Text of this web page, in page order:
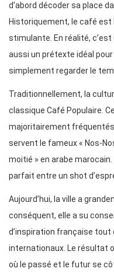
d’abord décoder sa place
Historiquement, le café est
stimulante. En réalité,
aussi un prétexte idéal
simplement regarder le
Traditionnellement, la
classique Café Populaire.
majoritairement fréquentés
servent le fameux « Nos-
moitié » en arabe
parfait entre un shot
Aujourd’hui, la ville a
conséquent, elle a su
d’inspiration française
internationaux. Le résultat
où le passé et le futur se